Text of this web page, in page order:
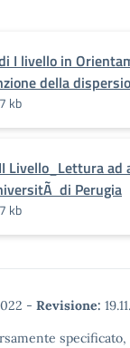
I livello in
della
kb
Livello_Lettura ad
di Perugia
kb
- Revisione: